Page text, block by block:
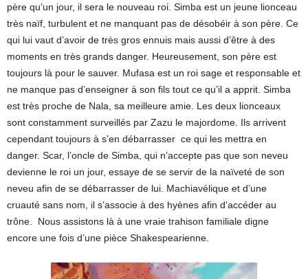
père qu’un jour, il sera le nouveau roi. Simba est un jeune lionceau
très naïf, turbulent et ne manquant pas de désobéir à son père. Ce
qui lui vaut d’avoir de très gros ennuis mais aussi d’être à des
moments en très grands danger. Heureusement, son père est
toujours là pour le sauver. Mufasa est un roi sage et responsable et
ne manque pas d’enseigner à son fils tout ce qu’il a apprit. Simba
est très proche de Nala, sa meilleure amie. Les deux lionceaux
sont constamment surveillés par Zazu le majordome. Ils arrivent
cependant toujours à s’en débarrasser ce qui les mettra en
danger. Scar, l’oncle de Simba, qui n’accepte pas que son neveu
devienne le roi un jour, essaye de se servir de la naïveté de son
neveu afin de se débarrasser de lui. Machiavélique et d’une
cruauté sans nom, il s’associe à des hyènes afin d’accéder au
trône. Nous assistons là à une vraie trahison familiale digne
encore une fois d’une pièce Shakespearienne.